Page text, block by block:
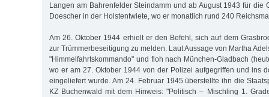
Langen am Bahrenfelder Steindamm und ab August 1943 für die
Doescher in der Holstentwiete, wo er monatlich rund 240
Am 26. Oktober 1944 erhielt er den Befehl, sich auf dem
zur Trümmerbeseitigung zu melden. Laut Aussage von Martha
"Himmelfahrtskommando" und floh nach München-Gladbach
wo er am 27. Oktober 1944 von der Polizei aufgegriffen und ins
eingeliefert wurde. Am 24. Februar 1945 überstellte ihn die
KZ Buchenwald mit dem Hinweis: "Politisch – Mischling 1.